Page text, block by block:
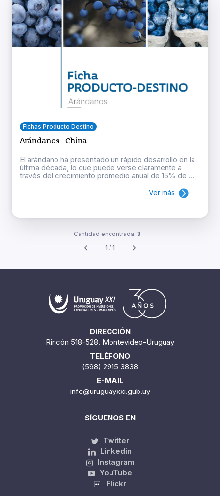
Fichas Producto Destino
Arándanos - China
El arándano ha presentado un rápido desarrollo en la
última década, lo que puede verse claramente a
través del crecimiento promedio anual de 15% de ...
Ver más
Cantidad encontrada: 3
1 / 1
DIRECCIÓN
Rincón 518-528. Montevideo-Uruguay
TELÉFONO
(598) 2915 3838
E-MAIL
info@uruguayxxi.gub.uy
SÍGUENOS EN
Twitter
Linkedin
Instagram
YouTube
Flickr